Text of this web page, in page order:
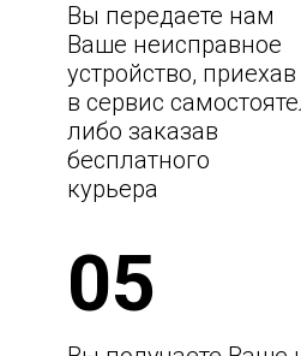
Вы передаете нам
Ваше неисправное
устройство, приехав
в сервис
либо заказав
бесплатного
курьера
05